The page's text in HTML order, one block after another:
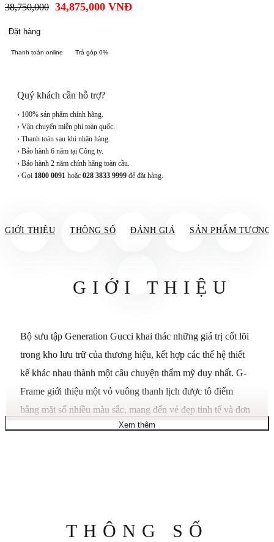
38,750,000 34,875,000 VNĐ
Đặt hàng
Thanh toán online Trả góp 0%
Quý khách cần hỗ trợ?
› 100% sản phẩm chính hãng.
› Vận chuyển miễn phí toàn quốc.
› Thanh toán sau khi nhận hàng.
› Bảo hành 6 năm tại Công ty.
› Bảo hành 2 năm chính hãng toàn cầu.
› Gọi 1800 0091 hoặc 028 3833 9999 để đặt hàng.
GIỚI THIỆU THÔNG SỐ ĐÁNH GIÁ SẢN PHẨM TƯƠNG
GIỚI THIỆU
Bộ sưu tập Generation Gucci khai thác những giá trị cốt lõi
trong kho lưu trữ của thương hiệu, kết hợp các thế hệ thiết
kế khác nhau thành một câu chuyện thẩm mỹ duy nhất. G-
Frame giới thiệu một vỏ vuông thanh lịch được tô điểm
bằng mặt số nhiều màu sắc, mang đến vẻ đẹp tinh tế và đơn
giản. Vỏ thép 14x18 mm. Mặt số màu đỏ tía. Kính sapphire
Xem thêm
THÔNG SỐ